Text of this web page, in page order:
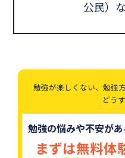
公民）な
勉強が楽しくない、勉強
どう
勉強の悩みや不安が
まずは無料体